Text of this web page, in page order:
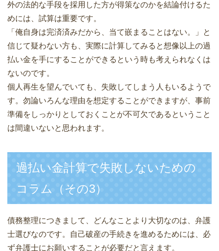
外の法的な手段を採用した方が得策なのかを結論付けるた
めには、試算は重要です。
「俺自身は完済済みだから、当て嵌まることはない。」と
信じて疑わない方も、実際に計算してみると想像以上の過
払い金を手にすることができるという時も考えられなくは
ないのです。
個人再生を望んでいても、失敗してしまう人もいるようで
す。勿論いろんな理由を想定することができますが、事前
準備をしっかりとしておくことが不可欠であるということ
は間違いないと思われます。
過払い金計算で失敗しないための
コラム（その3）
債務整理につきまして、どんなことより大切なのは、弁護
士選びなのです。自己破産の手続きを進めるためには、必
ず弁護士にお願いすることが必要だと言えます。